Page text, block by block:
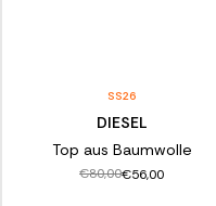
SS26
DIESEL
Top aus Baumwolle
€80,00€56,00